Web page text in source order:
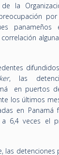
la
panameños
, las
en puertos
los últimos
en Panamá
6,4 veces el
las detenciones